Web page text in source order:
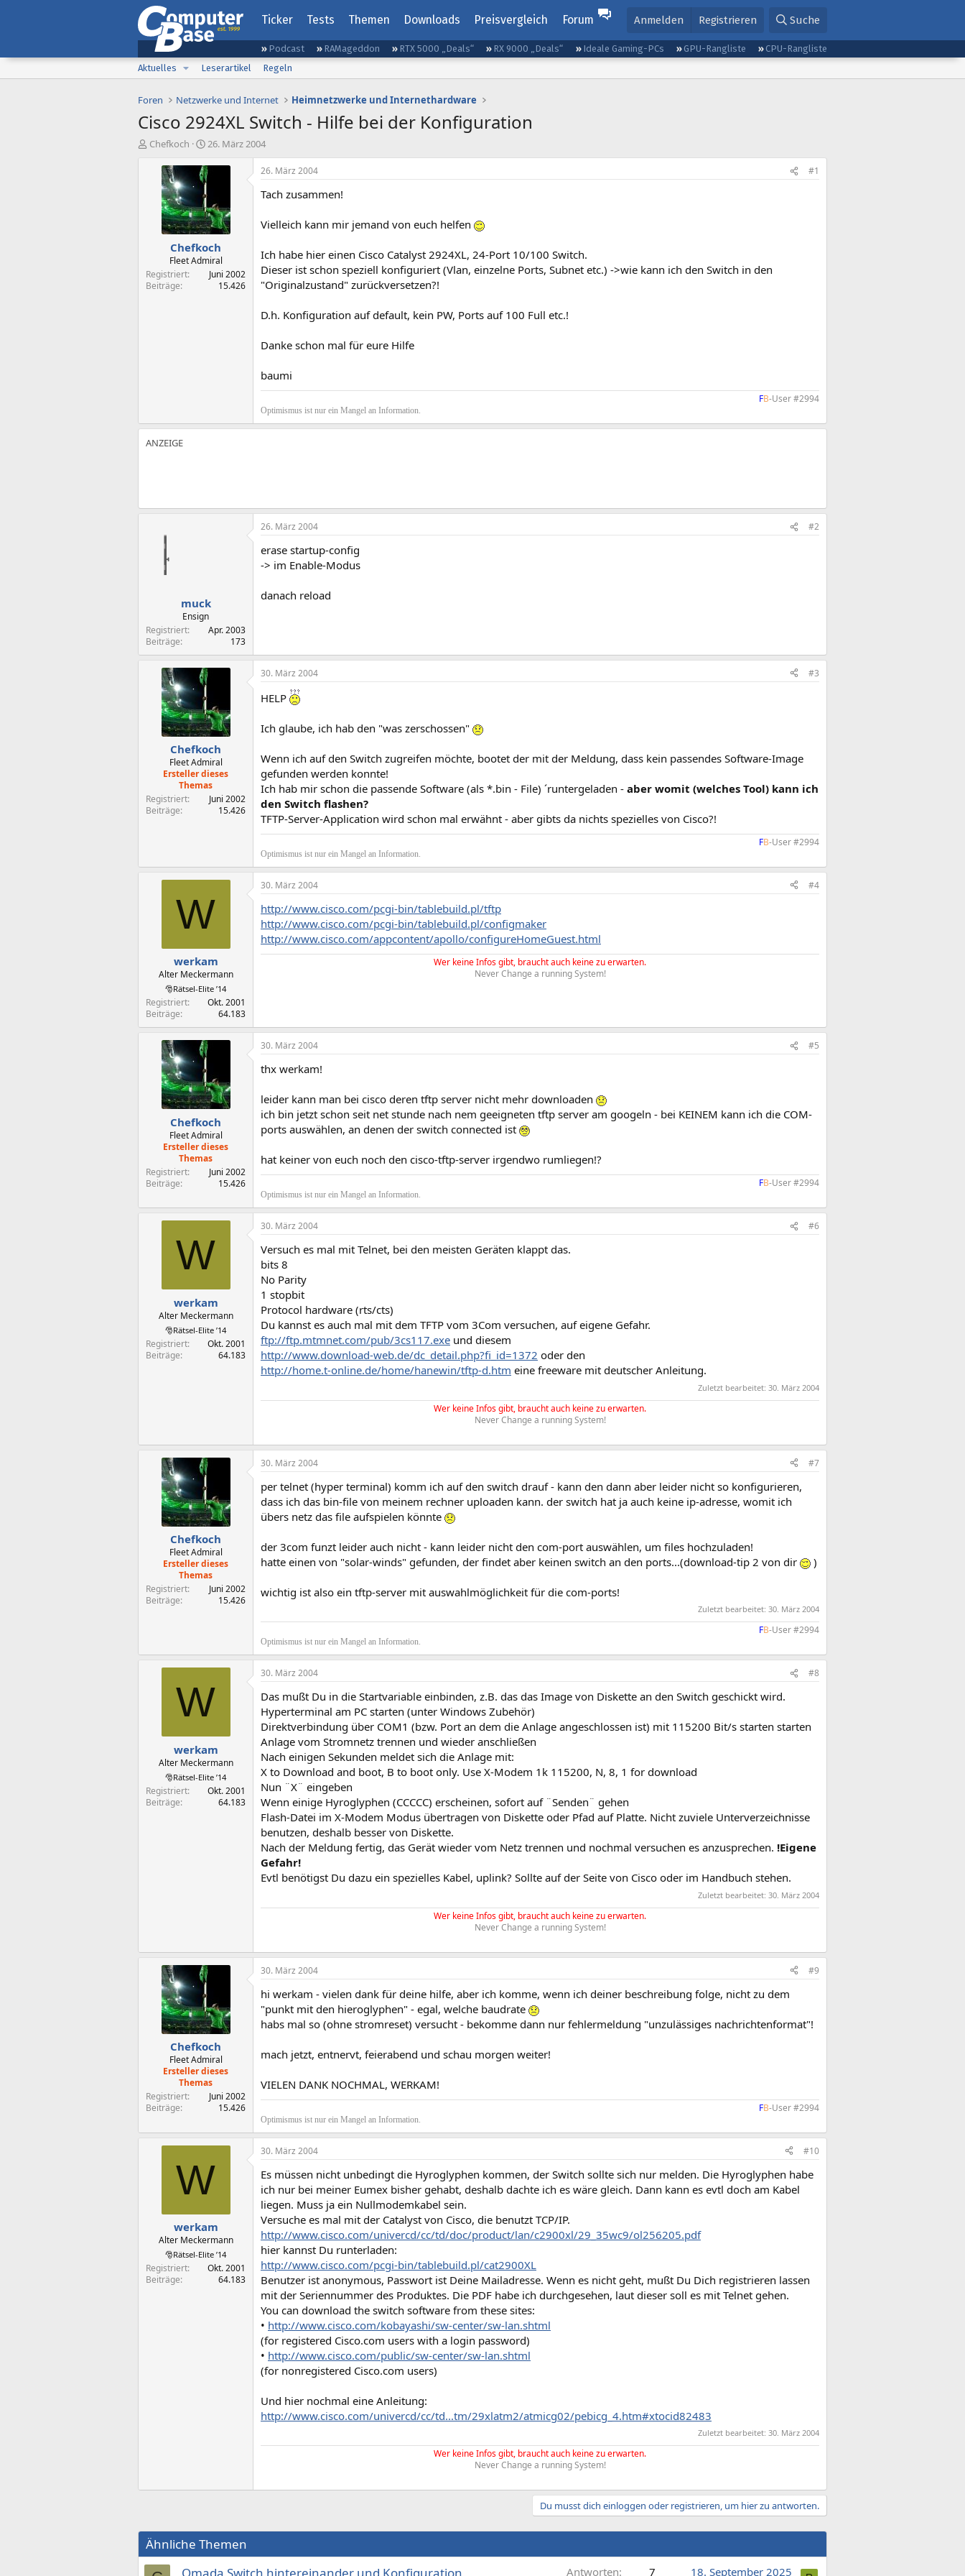
Ticker Tests Themen Downloads Preisvergleich Forum Anmelden Registrieren Suche
Podcast RAMageddon RTX 5000 „Deals“ RX 9000 „Deals“ Ideale Gaming-PCs GPU-Rangliste
CPU-Rangliste
Aktuelles
Leserartikel Regeln
Foren Netzwerke und Internet Heimnetzwerke und Internethardware
Cisco 2924XL Switch - Hilfe bei der Konfiguration
E
Chefkoch
E
s
e
l
l
t
a
m
26. März 2004
Chefkoch
Fleet Admiral
Registriert
Juni 2002
Beiträge
15.426
26. März 2004 #1
Tach zusammen!
Vielleich kann mir jemand von euch helfen
Ich habe hier einen Cisco Catalyst 2924XL, 24-Port 10/100 Switch.
Dieser ist schon speziell konfiguriert (Vlan, einzelne Ports, Subnet etc.) ->wie kann ich den Switch in den
"Originalzustand" zurückversetzen?!
D.h. Konfiguration auf default, kein PW, Ports auf 100 Full etc.!
Danke schon mal für eure Hilfe
baumi
FB-User #2994​
Optimismus ist nur ein Mangel an Information.
muck
Ensign
Registriert
Apr. 2003
Beiträge
173
26. März 2004 #2
erase startup-config
-> im Enable-Modus
danach reload
Chefkoch
Fleet Admiral
Ersteller dieses
Themas
Registriert
Juni 2002
Beiträge
15.426
30. März 2004 #3
HELP
Ich glaube, ich hab den "was zerschossen"
Wenn ich auf den Switch zugreifen möchte, bootet der mit der Meldung, dass kein passendes Software-Image
gefunden werden konnte!
Ich hab mir schon die passende Software (als *.bin - File) ´runtergeladen - aber womit (welches Tool) kann ich
den Switch flashen?
TFTP-Server-Application wird schon mal erwähnt - aber gibts da nichts spezielles von Cisco?!
FB-User #2994​
Optimismus ist nur ein Mangel an Information.
W
werkam
Alter Meckermann
🎅Rätsel-Elite ’14
Registriert
Okt. 2001
Beiträge
64.183
30. März 2004 #4
http://www.cisco.com/pcgi-bin/tablebuild.pl/tftp
http://www.cisco.com/pcgi-bin/tablebuild.pl/configmaker
http://www.cisco.com/appcontent/apollo/configureHomeGuest.html
Wer keine Infos gibt, braucht auch keine zu erwarten.
Never Change a running System!
Chefkoch
Fleet Admiral
Ersteller dieses
Themas
Registriert
Juni 2002
Beiträge
15.426
30. März 2004 #5
thx werkam!
leider kann man bei cisco deren tftp server nicht mehr downloaden
ich bin jetzt schon seit net stunde nach nem geeigneten tftp server am googeln - bei KEINEM kann ich die COM-
ports auswählen, an denen der switch connected ist
hat keiner von euch noch den cisco-tftp-server irgendwo rumliegen!?
FB-User #2994​
Optimismus ist nur ein Mangel an Information.
W
werkam
Alter Meckermann
🎅Rätsel-Elite ’14
Registriert
Okt. 2001
Beiträge
64.183
30. März 2004 #6
Versuch es mal mit Telnet, bei den meisten Geräten klappt das.
bits 8
No Parity
1 stopbit
Protocol hardware (rts/cts)
Du kannst es auch mal mit dem TFTP vom 3Com versuchen, auf eigene Gefahr.
ftp://ftp.mtmnet.com/pub/3cs117.exe und diesem
http://www.download-web.de/dc_detail.php?fi_id=1372 oder den
http://home.t-online.de/home/hanewin/tftp-d.htm eine freeware mit deutscher Anleitung.
Zuletzt bearbeitet: 30. März 2004
Wer keine Infos gibt, braucht auch keine zu erwarten.
Never Change a running System!
Chefkoch
Fleet Admiral
Ersteller dieses
Themas
Registriert
Juni 2002
Beiträge
15.426
30. März 2004 #7
per telnet (hyper terminal) komm ich auf den switch drauf - kann den dann aber leider nicht so konfigurieren,
dass ich das bin-file von meinem rechner uploaden kann. der switch hat ja auch keine ip-adresse, womit ich
übers netz das file aufspielen könnte
der 3com funzt leider auch nicht - kann leider nicht den com-port auswählen, um files hochzuladen!
hatte einen von "solar-winds" gefunden, der findet aber keinen switch an den ports...(download-tip 2 von dir
)
wichtig ist also ein tftp-server mit auswahlmöglichkeit für die com-ports!
Zuletzt bearbeitet: 30. März 2004
FB-User #2994​
Optimismus ist nur ein Mangel an Information.
W
werkam
Alter Meckermann
🎅Rätsel-Elite ’14
Registriert
Okt. 2001
Beiträge
64.183
30. März 2004 #8
Das mußt Du in die Startvariable einbinden, z.B. das das Image von Diskette an den Switch geschickt wird.
Hyperterminal am PC starten (unter Windows Zubehör)
Direktverbindung über COM1 (bzw. Port an dem die Anlage angeschlossen ist) mit 115200 Bit/s starten starten
Anlage vom Stromnetz trennen und wieder anschließen
Nach einigen Sekunden meldet sich die Anlage mit:
X to Download and boot, B to boot only. Use X-Modem 1k 115200, N, 8, 1 for download
Nun ¨X¨ eingeben
Wenn einige Hyroglyphen (CCCCC) erscheinen, sofort auf ¨Senden¨ gehen
Flash-Datei im X-Modem Modus übertragen von Diskette oder Pfad auf Platte. Nicht zuviele Unterverzeichnisse
benutzen, deshalb besser von Diskette.
Nach der Meldung fertig, das Gerät wieder vom Netz trennen und nochmal versuchen es anzusprechen. !Eigene
Gefahr!
Evtl benötigst Du dazu ein spezielles Kabel, uplink? Sollte auf der Seite von Cisco oder im Handbuch stehen.
Zuletzt bearbeitet: 30. März 2004
Wer keine Infos gibt, braucht auch keine zu erwarten.
Never Change a running System!
Chefkoch
Fleet Admiral
Ersteller dieses
Themas
Registriert
Juni 2002
Beiträge
15.426
30. März 2004 #9
hi werkam - vielen dank für deine hilfe, aber ich komme, wenn ich deiner beschreibung folge, nicht zu dem
"punkt mit den hieroglyphen" - egal, welche baudrate
habs mal so (ohne stromreset) versucht - bekomme dann nur fehlermeldung "unzulässiges nachrichtenformat"!
mach jetzt, entnervt, feierabend und schau morgen weiter!
VIELEN DANK NOCHMAL, WERKAM!
FB-User #2994​
Optimismus ist nur ein Mangel an Information.
W
werkam
Alter Meckermann
🎅Rätsel-Elite ’14
Registriert
Okt. 2001
Beiträge
64.183
30. März 2004 #10
Es müssen nicht unbedingt die Hyroglyphen kommen, der Switch sollte sich nur melden. Die Hyroglyphen habe
ich nur bei meiner Eumex bisher gehabt, deshalb dachte ich es wäre gleich. Dann kann es evtl doch am Kabel
liegen. Muss ja ein Nullmodemkabel sein.
Versuche es mal mit der Catalyst von Cisco, die benutzt TCP/IP.
http://www.cisco.com/univercd/cc/td/doc/product/lan/c2900xl/29_35wc9/ol256205.pdf
hier kannst Du runterladen:
http://www.cisco.com/pcgi-bin/tablebuild.pl/cat2900XL
Benutzer ist anonymous, Passwort ist Deine Mailadresse. Wenn es nicht geht, mußt Du Dich registrieren lassen
mit der Seriennummer des Produktes. Die PDF habe ich durchgesehen, laut dieser soll es mit Telnet gehen.
You can download the switch software from these sites:
• http://www.cisco.com/kobayashi/sw-center/sw-lan.shtml
(for registered Cisco.com users with a login password)
• http://www.cisco.com/public/sw-center/sw-lan.shtml
(for nonregistered Cisco.com users)
Und hier nochmal eine Anleitung:
http://www.cisco.com/univercd/cc/td...tm/29xlatm2/atmicg02/pebicg_4.htm#xtocid82483
Zuletzt bearbeitet: 30. März 2004
Wer keine Infos gibt, braucht auch keine zu erwarten.
Never Change a running System!
Du musst dich einloggen oder registrieren, um hier zu antworten.
Ähnliche Themen
Antworten 7 18. September 2025